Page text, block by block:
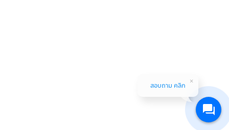
สอบถาม คลิก